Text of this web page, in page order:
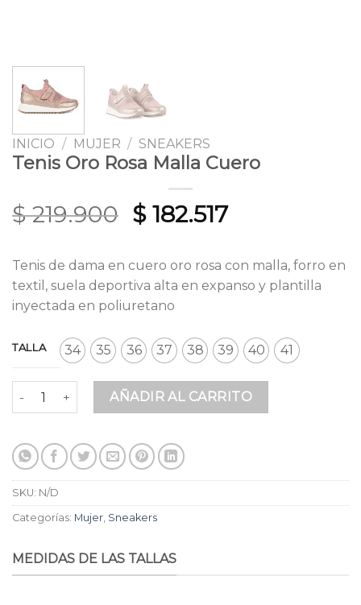
INICIO / MUJER / SNEAKERS
Tenis Oro Rosa Malla Cuero
$219.900 Original
was:
$ 219.900.
$182.517Current
is:
$ 182.517.
Tenis de dama en cuero oro rosa con malla, forro en
textil, suela deportiva alta en expanso y plantilla
inyectada en poliuretano
TALLA 34 35 36 37 38 39 40 41
Tenis Oro Rosa Malla Cuero cantidad
AÑADIR AL CARRITO
SKU: N/D
Categorías: Mujer, Sneakers
MEDIDAS DE LAS TALLAS